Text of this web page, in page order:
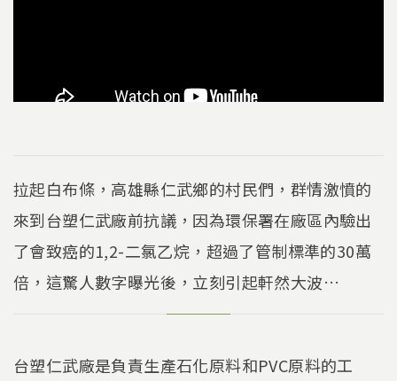
拉起白布條，高雄縣仁武鄉的村民們，群情激憤的
來到台塑仁武廠前抗議，因為環保署在廠區內驗出
了會致癌的1,2-二氯乙烷，超過了管制標準的30萬
倍，這驚人數字曝光後，立刻引起軒然大波…
台塑仁武廠是負責生產石化原料和PVC原料的工